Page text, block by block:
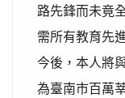
路先鋒而未竟
需所有教育
今後，本人將
為臺南市百萬